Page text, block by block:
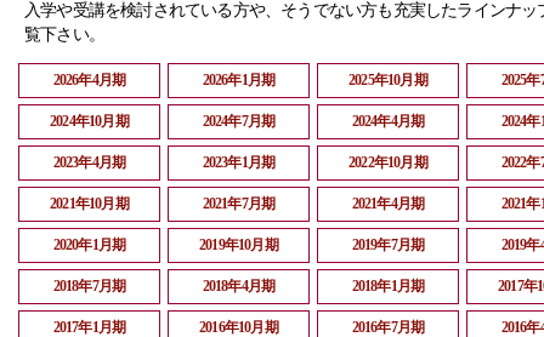
入学や受講を検討されている方や、そうでない方も充実したラインナッ
覧下さい。
2026年4月期 2026年1月期 2025年10月期 2025
2024年10月期 2024年7月期 2024年4月期 2024
2023年4月期 2023年1月期 2022年10月期 2022
2021年10月期 2021年7月期 2021年4月期 2021
2020年1月期 2019年10月期 2019年7月期 2019
2018年7月期 2018年4月期 2018年1月期 2017年
2017年1月期 2016年10月期 2016年7月期 2016